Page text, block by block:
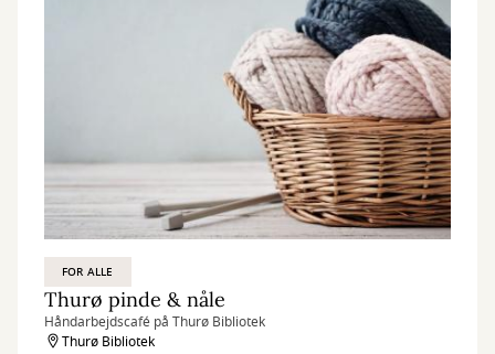
FOR ALLE
Thurø pinde & nåle
Håndarbejdscafé på Thurø Bibliotek
Thurø Bibliotek